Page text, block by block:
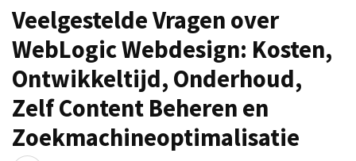
Veelgestelde Vragen over
WebLogic Webdesign: Kosten,
Ontwikkeltijd, Onderhoud,
Zelf Content Beheren en
Zoekmachineoptimalisatie